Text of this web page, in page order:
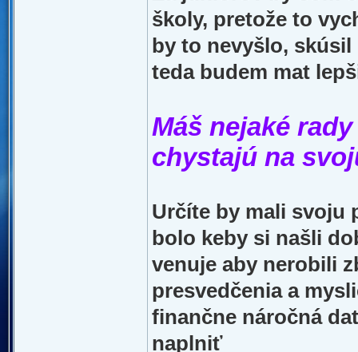
školy, pretože to
by to nevyšlo,
teda budem mat
Máš nejaké
chystajú na
Určíte by mali svoju
bolo keby si našli
venuje aby nerobili
presvedčenia a
finančne náročná
naplniť